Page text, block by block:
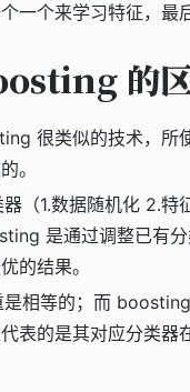
一个来学习特征，最
的
很类似的技术，所
。
（1.数据随机化 2.特
是通过调整已有
的结果。
相等的；而
表的是其对应分类器